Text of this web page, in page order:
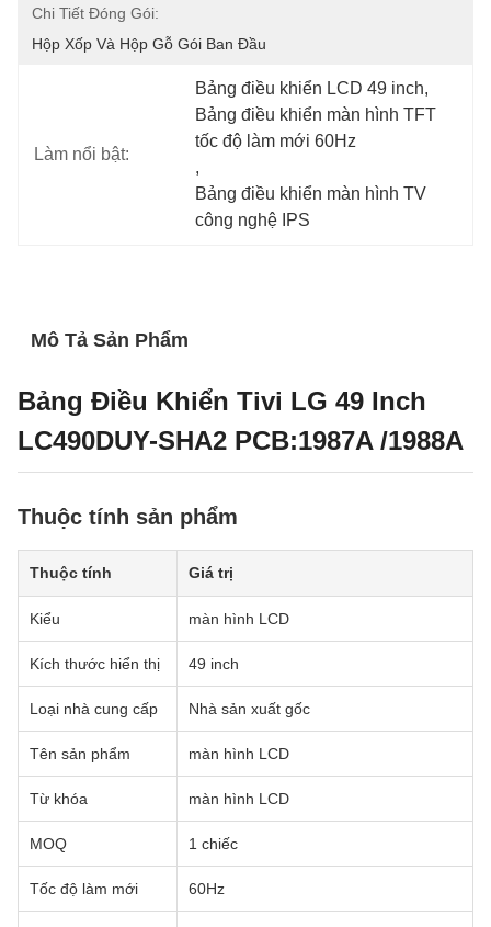
Chi Tiết Đóng Gói:
Hộp Xốp Và Hộp Gỗ Gói Ban Đầu
Làm nổi bật:
Bảng điều khiển LCD 49 inch,
Bảng điều khiển màn hình TFT
tốc độ làm mới 60Hz
,
Bảng điều khiển màn hình TV
công nghệ IPS
Mô Tả Sản Phẩm
Bảng Điều Khiển Tivi LG 49 Inch
LC490DUY-SHA2 PCB:1987A /1988A
Thuộc tính sản phẩm
Thuộc tính Giá trị
Kiểu màn hình LCD
Kích thước hiển thị 49 inch
Loại nhà cung cấp Nhà sản xuất gốc
Tên sản phẩm màn hình LCD
Từ khóa màn hình LCD
MOQ 1 chiếc
Tốc độ làm mới 60Hz